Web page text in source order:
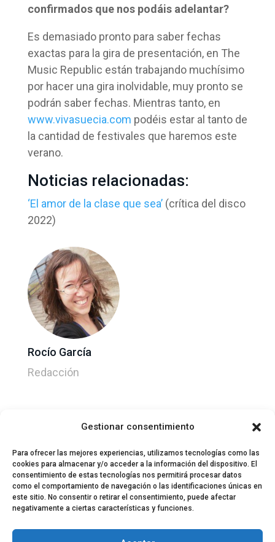
Gestionar consentimiento
Para ofrecer las mejores experiencias, utilizamos tecnologías como las
cookies para almacenar y/o acceder a la información del dispositivo. El
consentimiento de estas tecnologías nos permitirá procesar datos
como el comportamiento de navegación o las identificaciones únicas en
este sitio. No consentir o retirar el consentimiento, puede afectar
negativamente a ciertas características y funciones.
confirmados que nos podáis adelantar?
Es demasiado pronto para saber fechas
exactas para la gira de presentación, en The
Music Republic están trabajando muchísimo
por hacer una gira inolvidable, muy pronto se
podrán saber fechas. Mientras tanto, en
www.vivasuecia.com podéis estar al tanto de
la cantidad de festivales que haremos este
verano.
Noticias relacionadas:
‘El amor de la clase que sea’(crítica del disco
2022)
Rocío García
Redacción